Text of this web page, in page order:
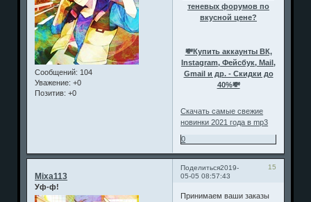
Сообщений: 104
Уважение: +0
Позитив: +0
теневых форумов по
вкусной цене?
💸Купить аккаунты ВК,
Instagram, Фейсбук, Mail,
Gmail и др. - Скидки до
40%💸
Скачать самые свежие
новинки 2021 года в mp3
0
Поделиться 15
2019-
05-05 08:57:43
Mixa113
Уф-ф!
Принимаем ваши заказы